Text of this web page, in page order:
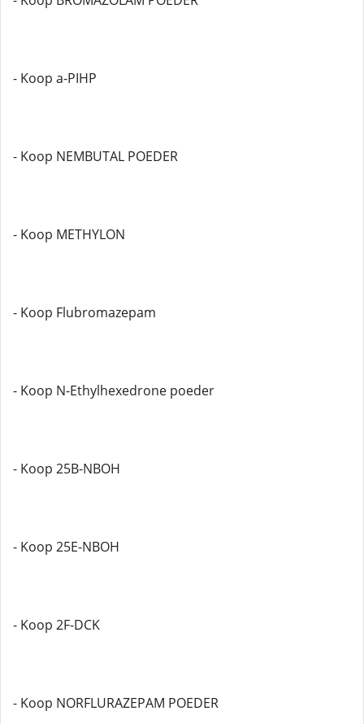
- Koop a-PIHP
- Koop NEMBUTAL POEDER
- Koop METHYLON
- Koop Flubromazepam
- Koop N-Ethylhexedrone poeder
- Koop 25B-NBOH
- Koop 25E-NBOH
- Koop 2F-DCK
- Koop NORFLURAZEPAM POEDER